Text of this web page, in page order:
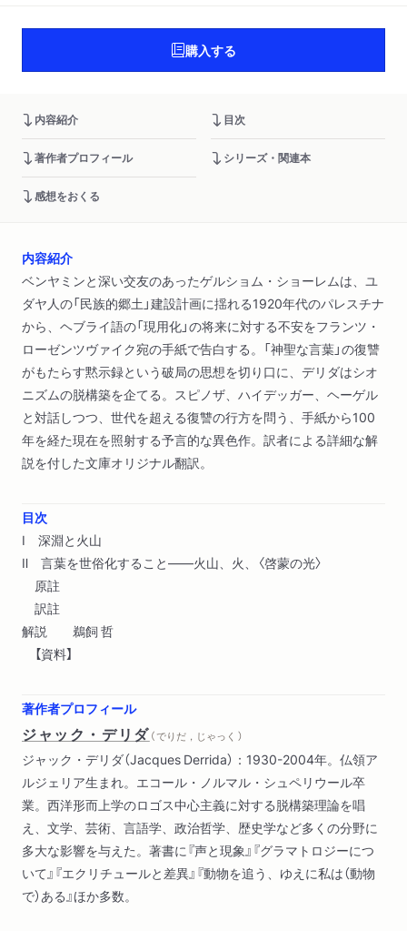
購入する
内容紹介 目次
著作者プロフィール シリーズ・関連本
感想をおくる
内容紹介
ベンヤミンと深い交友のあったゲルショム・ショーレムは、ユ
ダヤ人の「民族的郷土」建設計画に揺れる1920年代のパレスチナ
から、ヘブライ語の「現用化」の将来に対する不安をフランツ・
ローゼンツヴァイク宛の手紙で告白する。「神聖な言葉」の復讐
がもたらす黙示録という破局の思想を切り口に、デリダはシオ
ニズムの脱構築を企てる。スピノザ、ハイデッガー、ヘーゲル
と対話しつつ、世代を超える復讐の行方を問う、手紙から100
年を経た現在を照射する予言的な異色作。訳者による詳細な解
説を付した文庫オリジナル翻訳。
目次
Ⅰ 深淵と火山
Ⅱ 言葉を世俗化すること――火山、火、〈啓蒙の光〉
原註
訳註
解説 鵜飼 哲
【資料】
著作者プロフィール
ジャック・デリダ（ でりだ，じゃっく ）
ジャック・デリダ（Jacques Derrida）：1930-2004年。仏領ア
ルジェリア生まれ。エコール・ノルマル・シュペリウール卒
業。西洋形而上学のロゴス中心主義に対する脱構築理論を唱
え、文学、芸術、言語学、政治哲学、歴史学など多くの分野に
多大な影響を与えた。著書に『声と現象』『グラマトロジーにつ
いて』『エクリチュールと差異』『動物を追う、ゆえに私は（動物
で）ある』ほか多数。